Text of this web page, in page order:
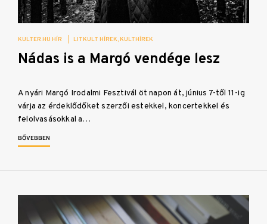
KULTER.HU HÍR LITKULT HÍREK KULTHÍREK
Nádas is a Margó vendége lesz
A nyári Margó Irodalmi Fesztivál öt napon át, június 7-től 11-ig
várja az érdeklődőket szerzői estekkel, koncertekkel és
felolvasásokkal a…
BŐVEBBEN